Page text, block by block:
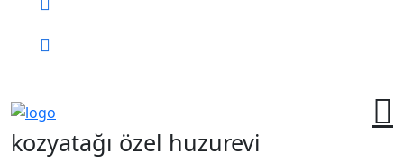
kozyatağı özel huzurevi